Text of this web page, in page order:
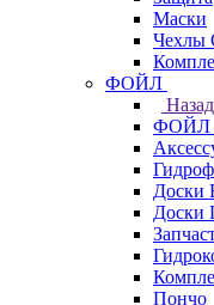
Маски
Чехлы
ФОЙЛ
Назад
ФОЙЛ
Доски
Доски
Пончо